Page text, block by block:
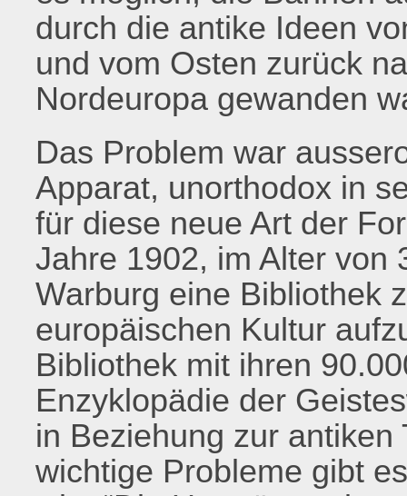
durch die antike Ideen
und vom Osten zurück
Nordeuropa gewanden
Das Problem war
Apparat, unorthodox in
für diese neue Art der
Jahre 1902, im Alter von
Warburg eine Bibliothek
europäischen Kultur
Bibliothek mit ihren
Enzyklopädie der
in Beziehung zur
wichtige Probleme gibt